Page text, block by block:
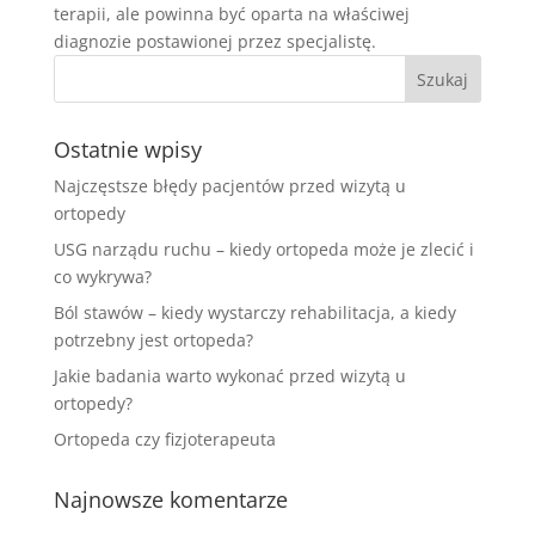
terapii, ale powinna być oparta na właściwej
diagnozie postawionej przez specjalistę.
Ostatnie wpisy
Najczęstsze błędy pacjentów przed wizytą u
ortopedy
USG narządu ruchu – kiedy ortopeda może je zlecić i
co wykrywa?
Ból stawów – kiedy wystarczy rehabilitacja, a kiedy
potrzebny jest ortopeda?
Jakie badania warto wykonać przed wizytą u
ortopedy?
Ortopeda czy fizjoterapeuta
Najnowsze komentarze